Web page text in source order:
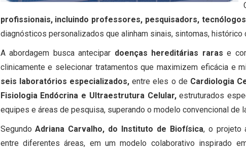
profissionais, incluindo professores, pesquisadors,
diagnósticos personalizados que alinham sinais, sintomas,
A abordagem busca antecipar doenças hereditárias raras e
clinicamente e selecionar tratamentos que maximizem eficácia e
seis laboratórios especializados,entre eles o de Cardiologia
Fisiologia Endócrina e Ultraestrutura Celular,estruturados
equipes e áreas de pesquisa, superando o modelo convencional de
SegundoAdriana Carvalho, do Instituto de Biofísica, o projeto
entre diferentes áreas, em um modelo colaborativo inspirado